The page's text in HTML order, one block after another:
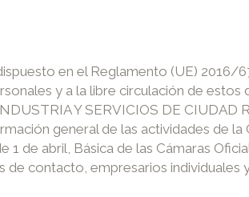
en el Reglamento (UE) 2016/
y a la libre circulación de estos
Y SERVICIOS DE CIUDAD
general de las actividades de la
1 de abril, Básica de las Cámaras
contacto, empresarios